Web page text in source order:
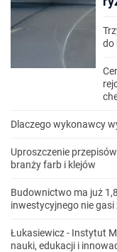
do
Dlaczego wykonawcy
Uproszczenie
branży farb i klejów
Budownictwo ma już
inwestycyjnego nie
Łukasiewicz - Instytut
nauki, edukacji i